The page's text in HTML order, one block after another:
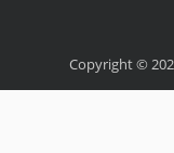
Copyright ©